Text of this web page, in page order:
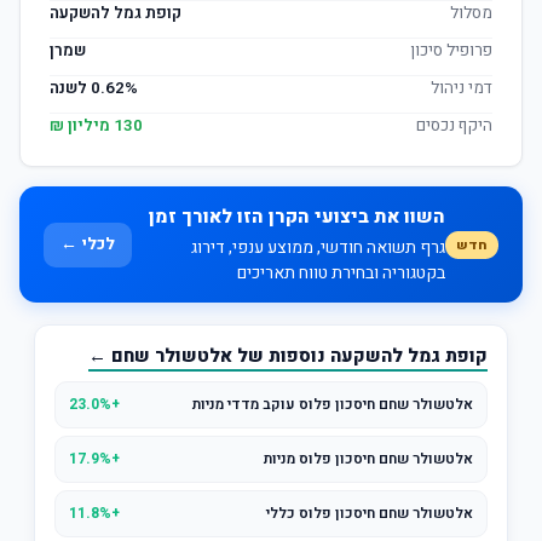
מסלול
קופת גמל להשקעה
פרופיל סיכון
שמרן
דמי ניהול
0.62% לשנה
היקף נכסים
130 מיליון ₪
חדש
השוו את ביצועי הקרן הזו לאורך זמן
גרף תשואה חודשי, ממוצע ענפי, דירוג
בקטגוריה ובחירת טווח תאריכים
לכלי ←
קופת גמל להשקעה נוספות של אלטשולר שחם ←
אלטשולר שחם חיסכון פלוס עוקב מדדי מניות +23.0%
אלטשולר שחם חיסכון פלוס מניות +17.9%
אלטשולר שחם חיסכון פלוס כללי +11.8%